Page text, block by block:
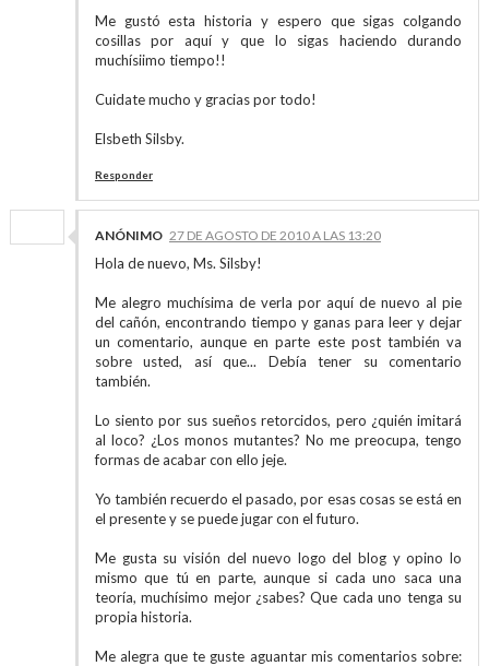
Me gustó esta historia y espero que sigas colgando
cosillas por aquí y que lo sigas haciendo durando
muchísiimo tiempo!!
Cuidate mucho y gracias por todo!
Elsbeth Silsby.
Responder
ANÓNIMO 27 DE AGOSTO DE 2010 A LAS 13:20
Hola de nuevo, Ms. Silsby!
Me alegro muchísima de verla por aquí de nuevo al pie
del cañón, encontrando tiempo y ganas para leer y dejar
un comentario, aunque en parte este post también va
sobre usted, así que... Debía tener su comentario
también.
Lo siento por sus sueños retorcidos, pero ¿quién imitará
al loco? ¿Los monos mutantes? No me preocupa, tengo
formas de acabar con ello jeje.
Yo también recuerdo el pasado, por esas cosas se está en
el presente y se puede jugar con el futuro.
Me gusta su visión del nuevo logo del blog y opino lo
mismo que tú en parte, aunque si cada uno saca una
teoría, muchísimo mejor ¿sabes? Que cada uno tenga su
propia historia.
Me alegra que te guste aguantar mis comentarios sobre: